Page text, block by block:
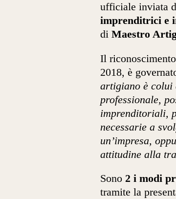
ufficiale inviata
imprenditrici e
di Maestro
Il
2018, è
artigiano è colui
professionale,
imprenditoriali,
necessarie a
un’impresa,
attitudine alla
Sono 2 i modi
tramite la